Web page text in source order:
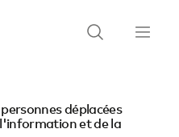
déplacées
et de la